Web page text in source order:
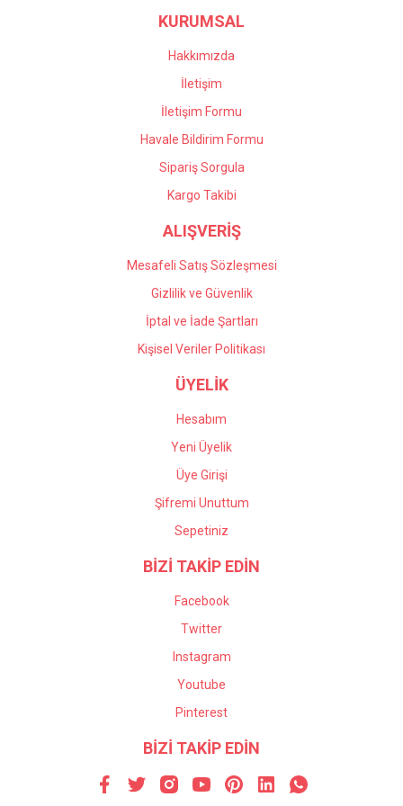
Ürün fiyatı diğer sitelerden daha pahalı.
Gönder
KURUMSAL
Hakkımızda
İletişim
İletişim Formu
Havale Bildirim Formu
Sipariş Sorgula
Kargo Takibi
ALIŞVERİŞ
Mesafeli Satış Sözleşmesi
Gizlilik ve Güvenlik
İptal ve İade Şartları
Kişisel Veriler Politikası
ÜYELİK
Hesabım
Yeni Üyelik
Üye Girişi
Şifremi Unuttum
Sepetiniz
BİZİ TAKİP EDİN
Facebook
Twitter
Instagram
Youtube
Pinterest
BİZİ TAKİP EDİN